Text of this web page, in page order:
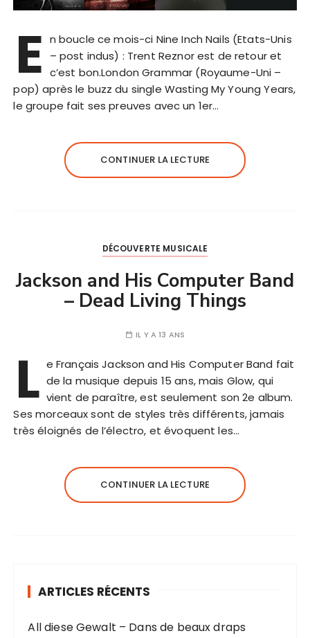
E n boucle ce mois-ci Nine Inch Nails (Etats-Unis
– post indus) : Trent Reznor est de retour et
c’est bon.London Grammar (Royaume-Uni –
pop) après le buzz du single Wasting My Young Years,
le groupe fait ses preuves avec un 1er…
CONTINUER LA LECTURE
DÉCOUVERTE MUSICALE
Jackson and His Computer Band
– Dead Living Things
IL Y A 13 ANS
L e Français Jackson and His Computer Band fait
de la musique depuis 15 ans, mais Glow, qui
vient de paraître, est seulement son 2e album.
Ses morceaux sont de styles très différents, jamais
très éloignés de l’électro, et évoquent les…
CONTINUER LA LECTURE
ARTICLES RÉCENTS
All diese Gewalt – Dans de beaux draps